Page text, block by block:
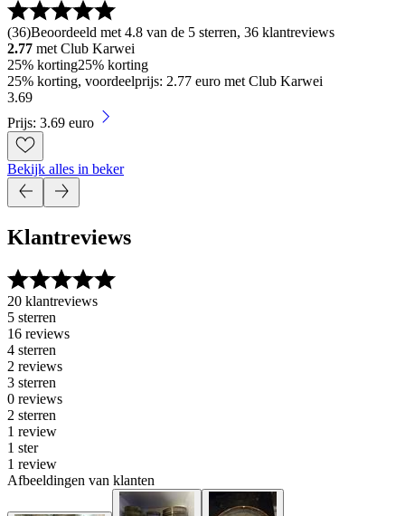
(36)Beoordeeld met 4.8 van de 5 sterren, 36 klantreviews
2.77 met Club Karwei
25% korting25% korting
25% korting, voordeelprijs: 2.77 euro met Club Karwei
3.69
Prijs: 3.69 euro
Bekijk alles in beker
Klantreviews
20 klantreviews
5 sterren
16 reviews
4 sterren
2 reviews
3 sterren
0 reviews
2 sterren
1 review
1 ster
1 review
Afbeeldingen van klanten